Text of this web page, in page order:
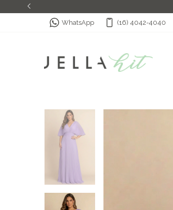
WhatsApp (16) 4042-4040